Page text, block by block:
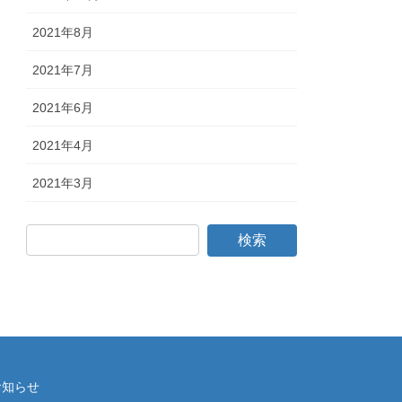
2021年8月
2021年7月
2021年6月
2021年4月
2021年3月
知らせ